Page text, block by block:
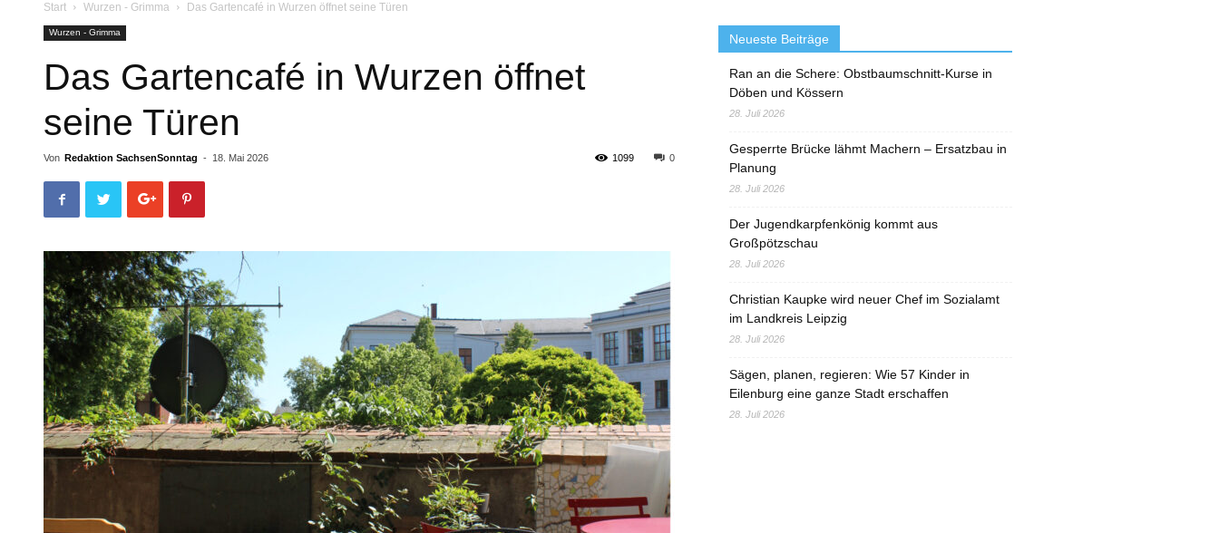
Start Wurzen - Grimma Das Gartencafé in Wurzen öffnet seine Türen
Wurzen - Grimma
Das Gartencafé in Wurzen öffnet
seine Türen
Von Redaktion SachsenSonntag - 18. Mai 2026 0
1099
Neueste Beiträge
Ran an die Schere: Obstbaumschnitt-Kurse in
Döben und Kössern
28. Juli 2026
Gesperrte Brücke lähmt Machern – Ersatzbau in
Planung
28. Juli 2026
Der Jugendkarpfenkönig kommt aus
Großpötzschau
28. Juli 2026
Christian Kaupke wird neuer Chef im Sozialamt
im Landkreis Leipzig
28. Juli 2026
Sägen, planen, regieren: Wie 57 Kinder in
Eilenburg eine ganze Stadt erschaffen
28. Juli 2026